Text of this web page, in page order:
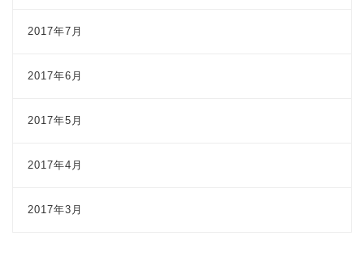
2017年7月
2017年6月
2017年5月
2017年4月
2017年3月